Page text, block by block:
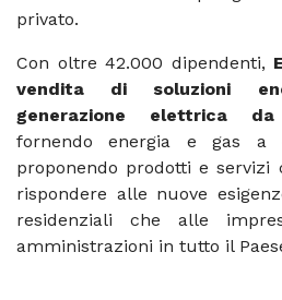
privato.
Con oltre 42.000 dipendenti,
vendita di soluzioni
generazione elettrica
fornendo energia e gas a
proponendo prodotti e
rispondere alle nuove
residenziali che alle
amministrazioni in tutto il